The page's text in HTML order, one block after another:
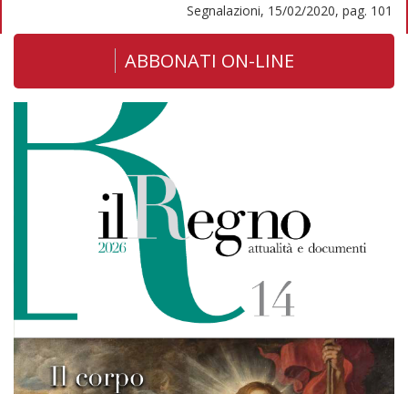
Segnalazioni, 15/02/2020, pag. 101
ABBONATI ON-LINE